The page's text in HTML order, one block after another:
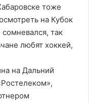
тоже
на Кубок
так
любят хоккей,
на Дальний